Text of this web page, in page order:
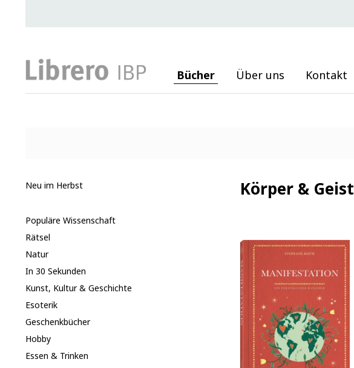
Bücher Über uns Kontakt
Neu im Herbst
Populäre Wissenschaft
Rätsel
Natur
In 30 Sekunden
Kunst, Kultur & Geschichte
Esoterik
Geschenkbücher
Hobby
Essen & Trinken
Körper & Geist